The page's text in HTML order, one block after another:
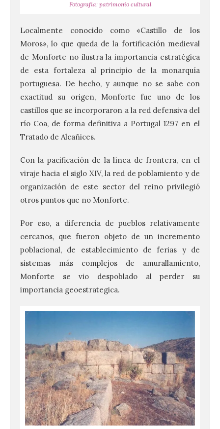
Fotografía: patrimonio cultural
Localmente conocido como «Castillo de los
Moros», lo que queda de la fortificación medieval
de Monforte no ilustra la importancia estratégica
de esta fortaleza al principio de la monarquía
portuguesa. De hecho, y aunque no se sabe con
exactitud su origen, Monforte fue uno de los
castillos que se incorporaron a la red defensiva del
río Coa, de forma definitiva a Portugal 1297 en el
Tratado de Alcañices.
Con la pacificación de la línea de frontera, en el
viraje hacia el siglo XIV, la red de poblamiento y de
organización de este sector del reino privilegió
otros puntos que no Monforte.
Por eso, a diferencia de pueblos relativamente
cercanos, que fueron objeto de un incremento
poblacional, de establecimiento de ferias y de
sistemas más complejos de amurallamiento,
Monforte se vio despoblado al perder su
importancia geoestrategica.